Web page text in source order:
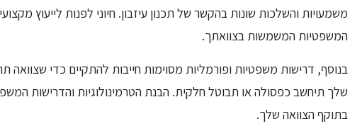
משמעויות והשלכות שונות בהקשר של תכנון עיזבון. חיוני לפנות לייעוץ
המשפטיות המשמשות בצוואתך.
בנוסף, דרישות משפטיות ופורמליות מסוימות חייבות להתקיים כדי
שלך תיחשב כפסולה או תבוטל חלקית. הבנת הטרמינולוגיות והדרישות
בתוקף הצוואה שלך.